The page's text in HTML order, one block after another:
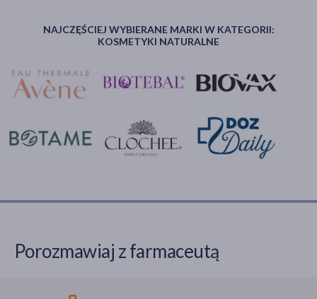
NAJCZĘŚCIEJ WYBIERANE MARKI W KATEGORII:
KOSMETYKI NATURALNE
Porozmawiaj z farmaceutą